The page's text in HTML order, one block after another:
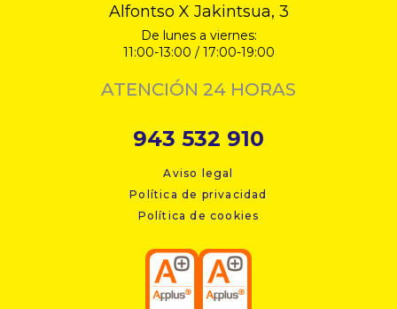
Alfontso X Jakintsua, 3
De lunes a viernes:
11:00-13:00 / 17:00-19:00
ATENCIÓN 24 HORAS
943 532 910
Aviso legal
Política de privacidad
Política de cookies